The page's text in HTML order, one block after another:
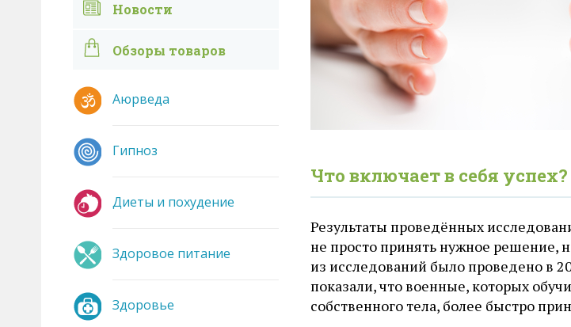
Что включает в себя успех?
Результаты проведённых
не просто принять нужное решение,
из исследований было проведено в
показали, что военные, которых
собственного тела, более быстро
Новости
Обзоры товаров
Аюрведа
Гипноз
Диеты и похудение
Здоровое питание
Здоровье